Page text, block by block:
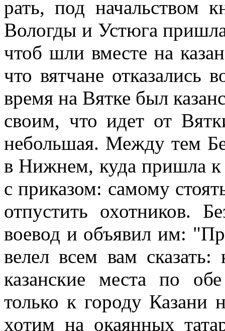
рать, под начальством
Вологды и Устюга
чтоб шли вместе на
что вятчане отказались
время на Вятке был
своим, что идет от
небольшая. Между тем
в Нижнем, куда пришла к
с приказом: самому
отпустить охотников.
воевод и объявил им:
велел всем вам сказать:
казанские места по
только к городу Казани
хотим на окаянных